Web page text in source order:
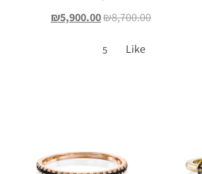
₪8,700.00
₪5,900.00
Like
5